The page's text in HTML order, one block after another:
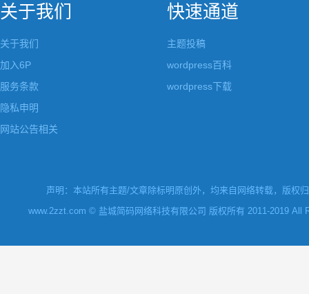
关于我们
关于我们
加入6P
服务条款
隐私申明
网站公告相关
快速通道
主题投稿
wordpress百科
wordpress下载
声明：本站所有主题/文章除标明原创外，均来自网络转载，版权
www.2zzt.com © 盐城简码网络科技有限公司 版权所有 2011-2019